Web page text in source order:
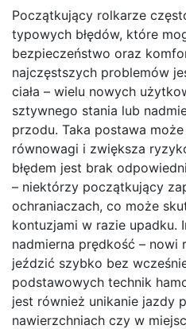
Początkujący rolkarze
typowych błędów, które
bezpieczeństwo oraz
najczęstszych problemów
ciała – wielu nowych
sztywnego stania lub
przodu. Taka postawa
równowagi i zwiększa
błędem jest brak
– niektórzy początkujący
ochraniaczach, co może
kontuzjami w razie upadku.
nadmierna prędkość – nowi
jeździć szybko bez
podstawowych technik
jest również unikanie jazdy
nawierzchniach czy w